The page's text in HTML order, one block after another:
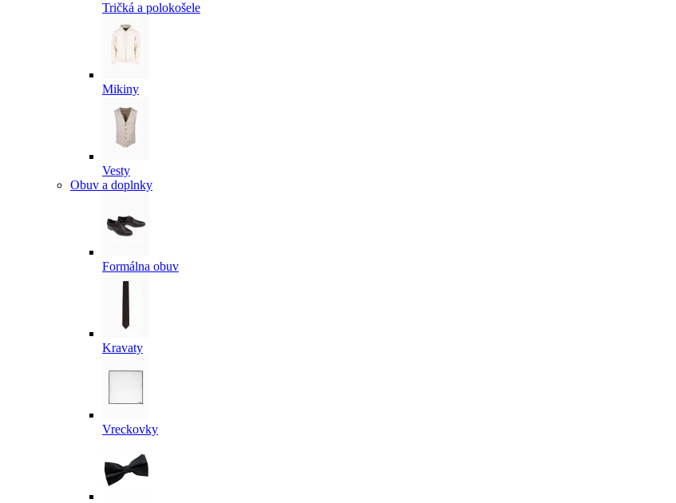
Tričká a polokošele
Mikiny
Vesty
Obuv a doplnky
Formálna obuv
Kravaty
Vreckovky